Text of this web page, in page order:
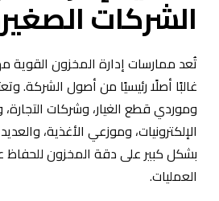
الشركات
تُعد ممارسات إدارة المخزون
غالبًا أصلًا رئيسيًا من أصول الشركة.
وموردي قطع الغيار، وشركات
الإلكترونيات، وموزعي الأغذية،
بشكل كبير على دقة المخزون للحفاظ
العمليات.